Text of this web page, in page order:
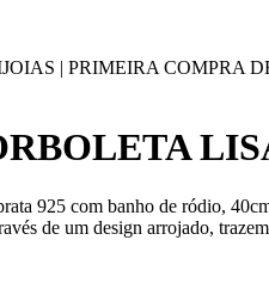
| PRIMEIRA COMPRA
925 com banho de ródio,
de um design arrojado,